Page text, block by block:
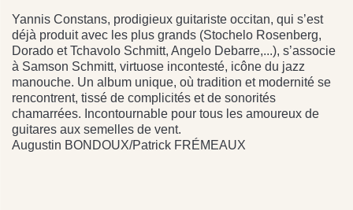
Yannis Constans, prodigieux guitariste occitan, qui s’est
déjà produit avec les plus grands (Stochelo Rosenberg,
Dorado et Tchavolo Schmitt, Angelo Debarre,...), s’associe
à Samson Schmitt, virtuose incontesté, icône du jazz
manouche. Un album unique, où tradition et modernité se
rencontrent, tissé de complicités et de sonorités
chamarrées. Incontournable pour tous les amoureux de
guitares aux semelles de vent.
Augustin BONDOUX/Patrick FRÉMEAUX